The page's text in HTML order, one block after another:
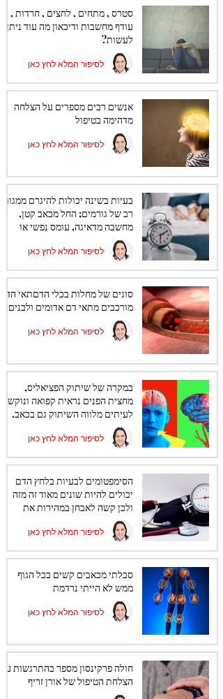
סטרס , מתחים , לחצים , חרדות ,
עודף מחשבות ודיכאון מה עוד ניתן
לעשות?
לסיפור המלא לחץ כאן
אנשים רבים מספרים על הצלחה
מדהימה בטיפול
לסיפור המלא לחץ כאן
בעיות בשינה יכולות להיגרם ממגוון
רב של גורמים; החל מכאב קטן,
מחשבה מדאיגה, עומס נפשי או
מחלה כרונית
לסיפור המלא לחץ כאן
סוגים של מחלות בכלי הדםתאי הדם
מורכבים מתאי דם אדומים ולבנים.
לסיפור המלא לחץ כאן
במקרה של שיתוק הפציאליס,
מחצית הפנים נראית קפואה ונוקשה.
לעיתים מלווה השיתוק גם בכאב.
לסיפור המלא לחץ כאן
הסימפטומים לבעיות בלחץ הדם
יכולים להיות שונים מאוד זה מזה
ולכן קשה לאבחן במהירות את
הקשר ללחץ הדם.
לסיפור המלא לחץ כאן
סבלתי מכאבים קשים בכל הגוף
ממש לא הייתי נרדמת
לסיפור המלא לחץ כאן
חולה פרקינסון מספר בהתרגשות על
הצלחת הטיפול של אורן זריף